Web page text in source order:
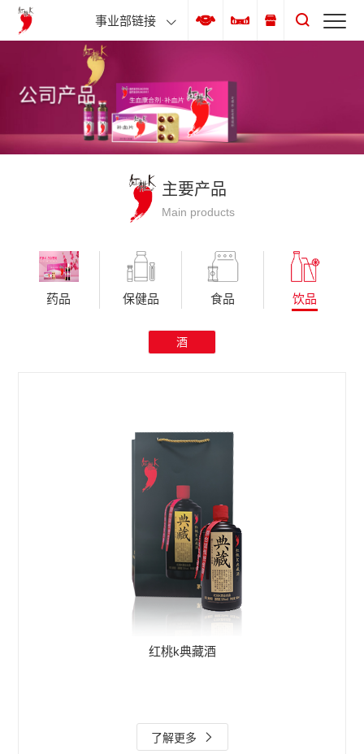
事业部链接
公司产品
主要产品
Main products
药品 保健品 食品 饮品
酒
红桃k典藏酒
了解更多